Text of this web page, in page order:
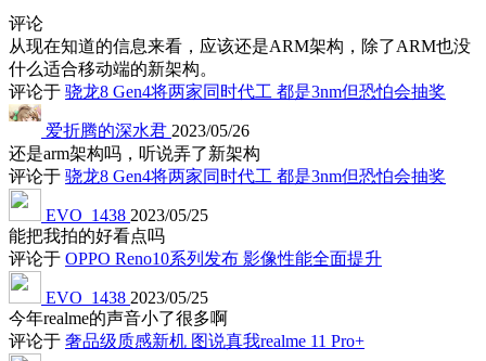
评论
从现在知道的信息来看，应该还是ARM架构，除了ARM也没
什么适合移动端的新架构。
评论于 骁龙8 Gen4将两家同时代工 都是3nm但恐怕会抽奖
爱折腾的深水君 2023/05/26
还是arm架构吗，听说弄了新架构
评论于 骁龙8 Gen4将两家同时代工 都是3nm但恐怕会抽奖
EVO_1438 2023/05/25
能把我拍的好看点吗
评论于 OPPO Reno10系列发布 影像性能全面提升
EVO_1438 2023/05/25
今年realme的声音小了很多啊
评论于 奢品级质感新机 图说真我realme 11 Pro+